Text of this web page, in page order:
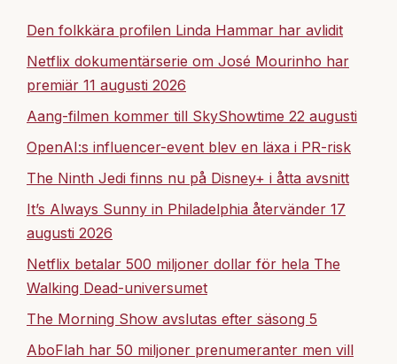
Den folkkära profilen Linda Hammar har avlidit
Netflix dokumentärserie om José Mourinho har
premiär 11 augusti 2026
Aang-filmen kommer till SkyShowtime 22 augusti
OpenAI:s influencer-event blev en läxa i PR-risk
The Ninth Jedi finns nu på Disney+ i åtta avsnitt
It’s Always Sunny in Philadelphia återvänder 17
augusti 2026
Netflix betalar 500 miljoner dollar för hela The
Walking Dead-universumet
The Morning Show avslutas efter säsong 5
AboFlah har 50 miljoner prenumeranter men vill